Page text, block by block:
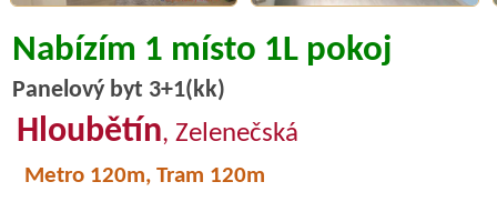
Nabízím 1 místo 1L pokoj
Panelový byt 3+1(kk)
Hloubětín, Zelenečská
Metro 120m, Tram 120m